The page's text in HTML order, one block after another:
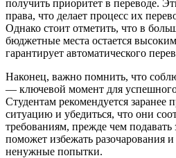
получить приоритет в переводе.
права, что делает процесс их
Однако стоит отметить, что в
бюджетные места остается
гарантирует автоматического
Наконец, важно помнить, что
— ключевой момент для
Студентам рекомендуется заранее
ситуацию и убедиться, что они
требованиям, прежде чем подавать
поможет избежать разочарования
ненужные попытки.